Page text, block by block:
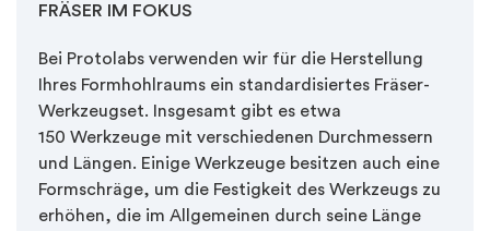
FRÄSER IM FOKUS
Bei Protolabs verwenden wir für die Herstellung
Ihres Formhohlraums ein standardisiertes Fräser-
Werkzeugset. Insgesamt gibt es etwa
150 Werkzeuge mit verschiedenen Durchmessern
und Längen. Einige Werkzeuge besitzen auch eine
Formschräge, um die Festigkeit des Werkzeugs zu
erhöhen, die im Allgemeinen durch seine Länge